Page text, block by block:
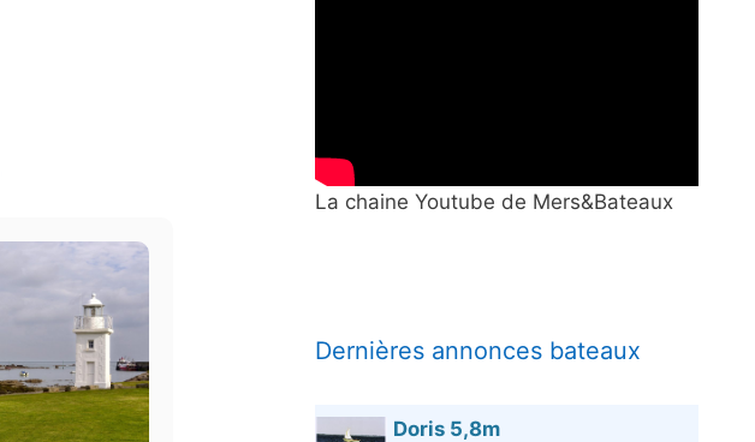
La chaine Youtube de Mers&Bateaux
Dernières annonces bateaux
Doris 5,8m